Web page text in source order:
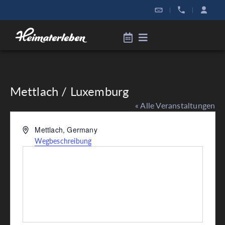
| |
Mettlach / Luxemburg
« Alle Veranstaltungen
AdresseMettlach, Germany
Wegbeschreibung